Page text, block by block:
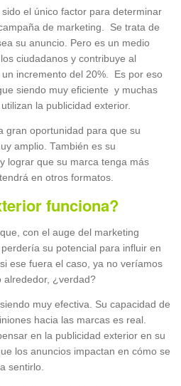
el único factor para determinar
de marketing. Se trata de
su anuncio. Pero es un medio
ciudadanos y contribuye al
incremento del 20%. Es por eso
siendo muy eficiente y muchas
la publicidad exterior.
gran oportunidad para que su
amplio. También es su
lograr que su marca tenga más
en otros formatos.
funciona?
con el auge del marketing
su potencial para influir en
ese fuera el caso, ya no veríamos
alrededor, ¿verdad?
muy efectiva. Su capacidad de
hacia las marcas es real.
en la publicidad exterior en su
los anuncios impactan en cómo se
sentirlo.